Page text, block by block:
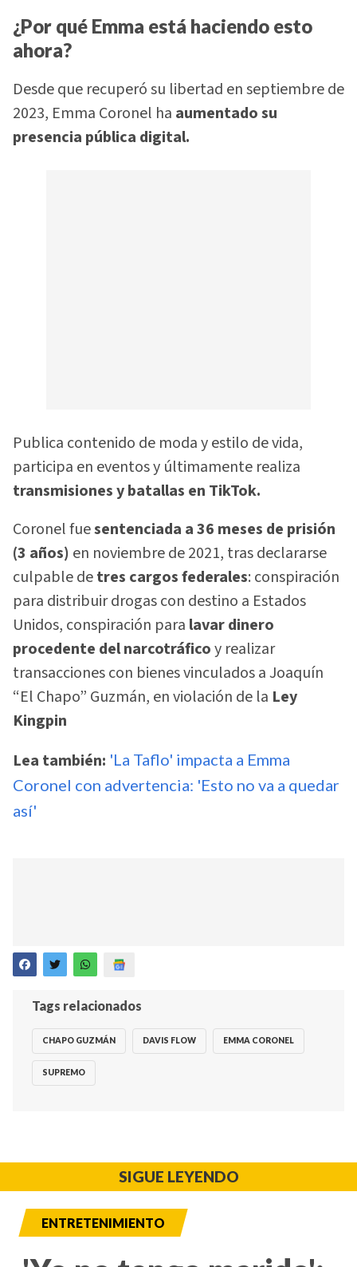
¿Por qué Emma está haciendo esto
ahora?
Desde que recuperó su libertad en septiembre de
2023, Emma Coronel ha aumentado su
presencia pública digital.
Publica contenido de moda y estilo de vida,
participa en eventos y últimamente realiza
transmisiones y batallas en TikTok.
Coronel fuesentenciada a 36 meses de prisión
(3 años) en noviembre de 2021, tras declararse
culpable detres cargos federales: conspiración
para distribuir drogas con destino a Estados
Unidos, conspiración para lavar dinero
procedente del narcotráficoy realizar
transacciones con bienes vinculados a Joaquín
“El Chapo” Guzmán, en violación de la Ley
Kingpin
Lea también: 'La Taflo' impacta a Emma
Coronel con advertencia: 'Esto no va a quedar
así'
Tags relacionados
CHAPO GUZMÁN DAVIS FLOW EMMA CORONEL
SUPREMO
SIGUE LEYENDO
ENTRETENIMIENTO